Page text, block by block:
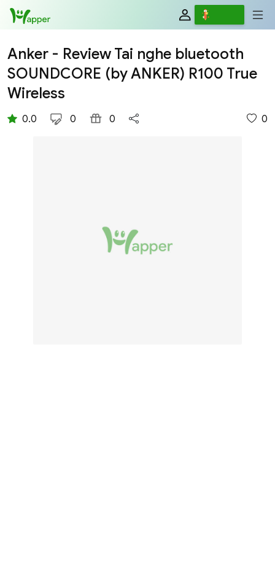
Anker - Review Tai nghe bluetooth
SOUNDCORE (by ANKER) R100 True
Wireless
0.0 0 0 0